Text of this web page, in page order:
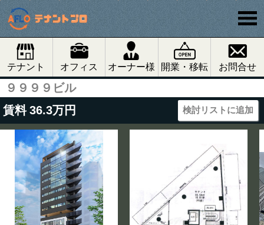
テナント オフィス オーナー様 開業・移転 お問合せ
９９９９ビル
賃料 36.3万円 検討リストに追加